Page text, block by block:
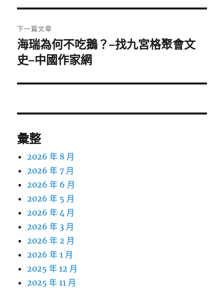
章:
下一篇文章
下
一
文
海瑞為何不吃鵝？–找九宮格聚會文
史–中國作家網
彙整
2026 年 8 月
2026 年 7 月
2026 年 6 月
2026 年 5 月
2026 年 4 月
2026 年 3 月
2026 年 2 月
2026 年 1 月
2025 年 12 月
2025 年 11 月